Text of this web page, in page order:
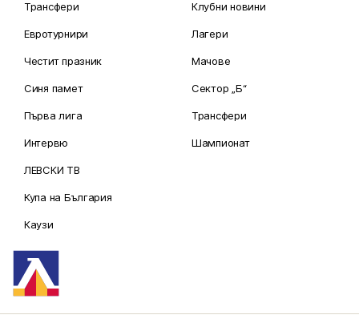
Трансфери
Евротурнири
Честит празник
Синя памет
Първа лига
Интервю
ЛЕВСКИ ТВ
Купа на България
Каузи
Клубни новини
Лагери
Мачове
Сектор „Б“
Трансфери
Шампионат